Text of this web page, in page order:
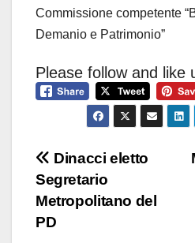
Commissione competente
Demanio e Patrimonio”
Please follow and like
Navigazione
articoli
Dinacci eletto
Segretario
Metropolitano del
PD